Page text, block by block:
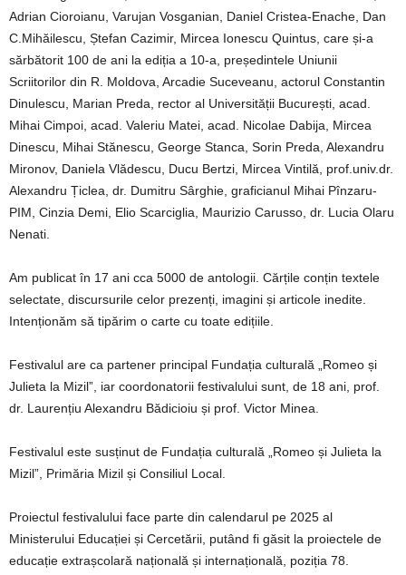
Adrian Cioroianu, Varujan Vosganian, Daniel Cristea-Enache, Dan
C.Mihăilescu, Ștefan Cazimir, Mircea Ionescu Quintus, care și-a
sărbătorit 100 de ani la ediția a 10-a, președintele Uniunii
Scriitorilor din R. Moldova, Arcadie Suceveanu, actorul Constantin
Dinulescu, Marian Preda, rector al Universității București, acad.
Mihai Cimpoi, acad. Valeriu Matei, acad. Nicolae Dabija, Mircea
Dinescu, Mihai Stănescu, George Stanca, Sorin Preda, Alexandru
Mironov, Daniela Vlădescu, Ducu Bertzi, Mircea Vintilă, prof.univ.dr.
Alexandru Țiclea, dr. Dumitru Sârghie, graficianul Mihai Pînzaru-
PIM, Cinzia Demi, Elio Scarciglia, Maurizio Carusso, dr. Lucia Olaru
Nenati.
Am publicat în 17 ani cca 5000 de antologii. Cărțile conțin textele
selectate, discursurile celor prezenți, imagini și articole inedite.
Intenționăm să tipărim o carte cu toate edițiile.
Festivalul are ca partener principal Fundația culturală „Romeo și
Julieta la Mizil”, iar coordonatorii festivalului sunt, de 18 ani, prof.
dr. Laurențiu Alexandru Bădicioiu și prof. Victor Minea.
Festivalul este susținut de Fundația culturală „Romeo și Julieta la
Mizil”, Primăria Mizil și Consiliul Local.
Proiectul festivalului face parte din calendarul pe 2025 al
Ministerului Educației și Cercetării, putând fi găsit la proiectele de
educație extrașcolară națională și internațională, poziția 78.